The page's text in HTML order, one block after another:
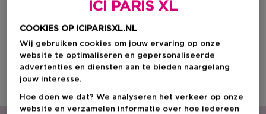
ICI PARIS XL
COOKIES OP ICIPARISXL.NL
Wij gebruiken cookies om jouw ervaring op onze
website te optimaliseren en gepersonaliseerde
advertenties en diensten aan te bieden naargelang
jouw interesse.
Hoe doen we dat? We analyseren het verkeer op onze
website en verzamelen informatie over hoe iedereen